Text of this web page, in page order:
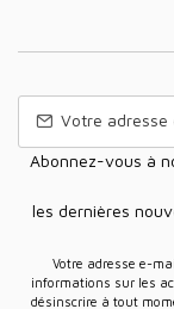
Abonnez-vous à notre Newsletter pour recevoir nos nouvelles
les dernières
Votre adresse e-mail sera uniquement utilisée pour vous envoyer des
informations sur les
désinscrire à tout